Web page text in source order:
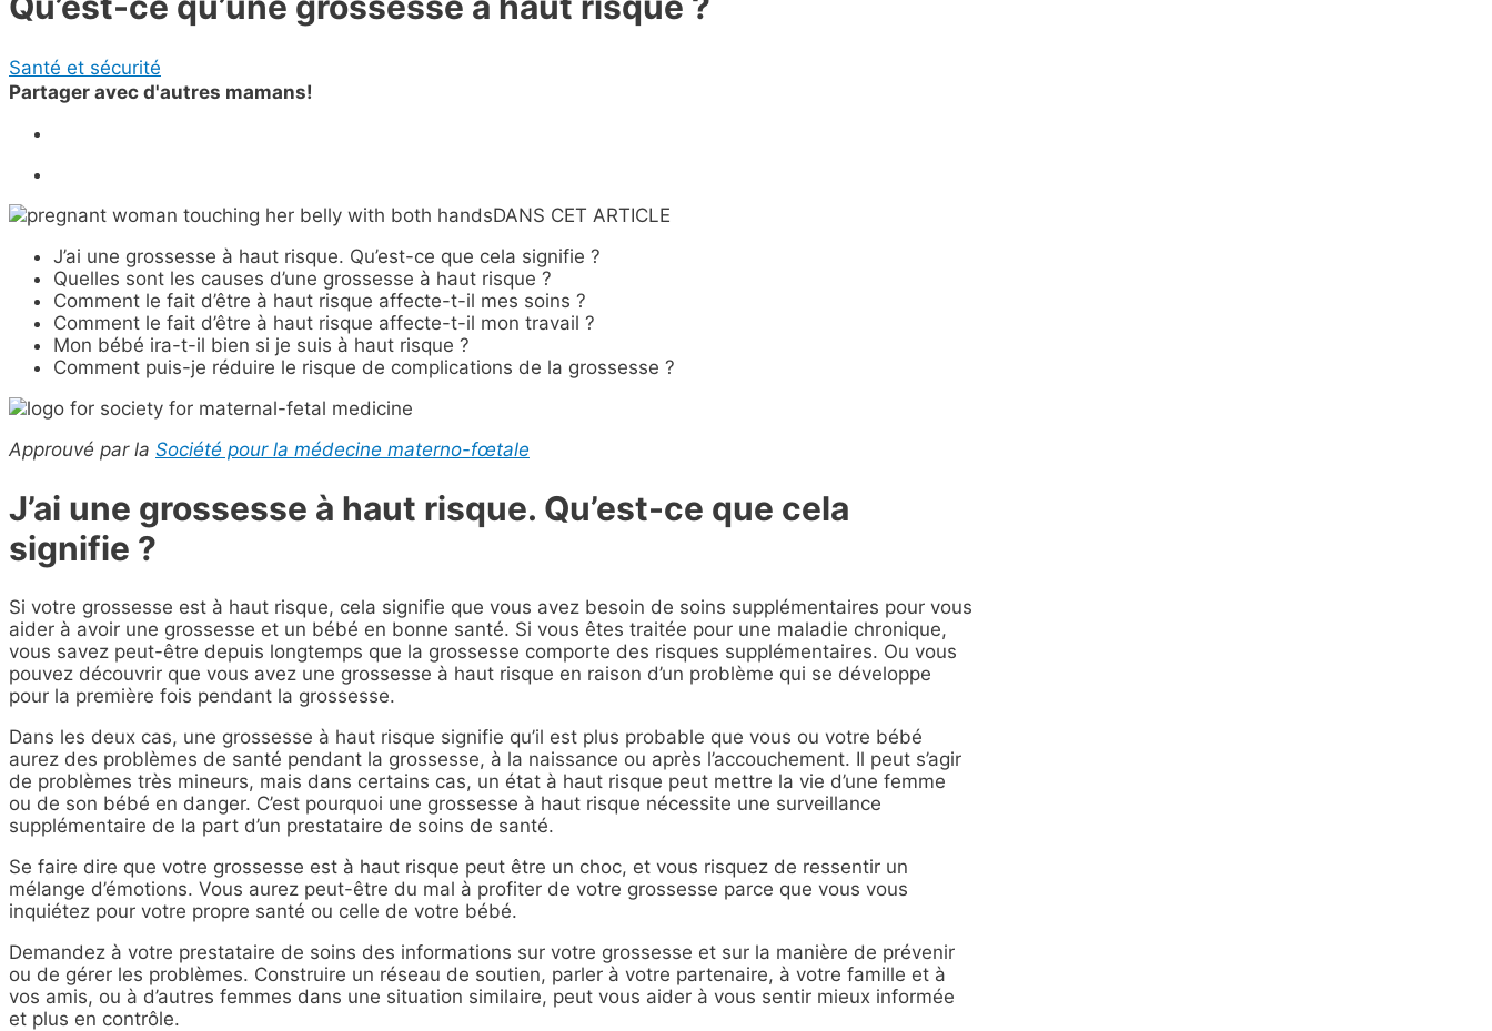
Santé et sécurité
Partager avec d'autres mamans!
DANS CET ARTICLE
J’ai une grossesse à haut risque. Qu’est-ce que cela signifie ?
Quelles sont les causes d’une grossesse à haut risque ?
Comment le fait d’être à haut risque affecte-t-il mes soins ?
Comment le fait d’être à haut risque affecte-t-il mon travail ?
Mon bébé ira-t-il bien si je suis à haut risque ?
Comment puis-je réduire le risque de complications de la grossesse ?
Approuvé par la Société pour la médecine materno-fœtale
J’ai une grossesse à haut risque. Qu’est-ce que cela
signifie ?
Si votre grossesse est à haut risque, cela signifie que vous avez besoin de soins supplémentaires pour vous
aider à avoir une grossesse et un bébé en bonne santé. Si vous êtes traitée pour une maladie chronique,
vous savez peut-être depuis longtemps que la grossesse comporte des risques supplémentaires. Ou vous
pouvez découvrir que vous avez une grossesse à haut risque en raison d’un problème qui se développe
pour la première fois pendant la grossesse.
Dans les deux cas, une grossesse à haut risque signifie qu’il est plus probable que vous ou votre bébé
aurez des problèmes de santé pendant la grossesse, à la naissance ou après l’accouchement. Il peut s’agir
de problèmes très mineurs, mais dans certains cas, un état à haut risque peut mettre la vie d’une femme
ou de son bébé en danger. C’est pourquoi une grossesse à haut risque nécessite une surveillance
supplémentaire de la part d’un prestataire de soins de santé.
Se faire dire que votre grossesse est à haut risque peut être un choc, et vous risquez de ressentir un
mélange d’émotions. Vous aurez peut-être du mal à profiter de votre grossesse parce que vous vous
inquiétez pour votre propre santé ou celle de votre bébé.
Demandez à votre prestataire de soins des informations sur votre grossesse et sur la manière de prévenir
ou de gérer les problèmes. Construire un réseau de soutien, parler à votre partenaire, à votre famille et à
vos amis, ou à d’autres femmes dans une situation similaire, peut vous aider à vous sentir mieux informée
et plus en contrôle.